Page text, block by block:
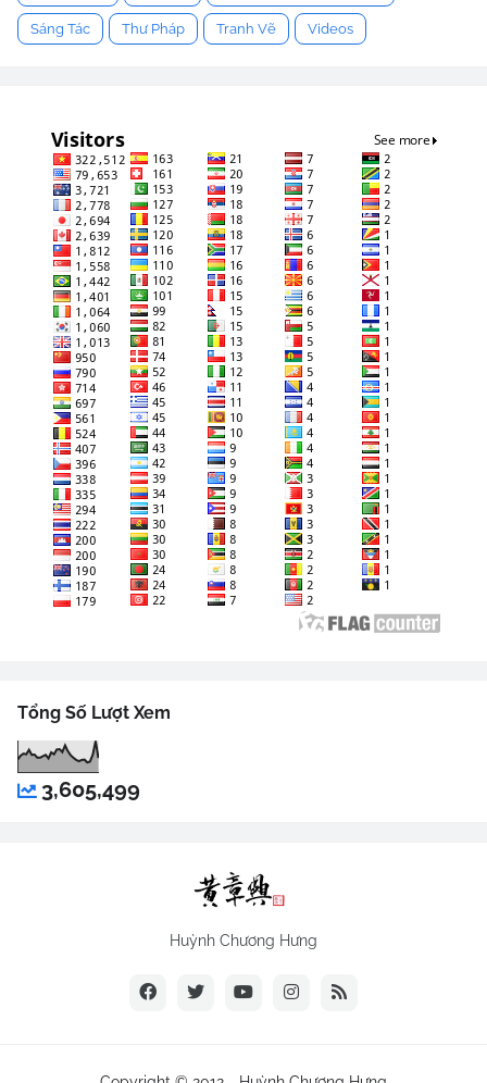
Sáng Tác Thư Pháp Tranh Vẽ Videos
Tổng Số Lượt Xem
3,605,499
Huỳnh Chương Hưng